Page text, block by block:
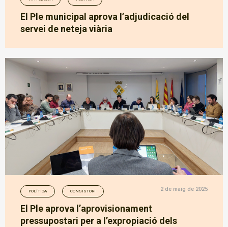
El Ple municipal aprova l’adjudicació del
servei de neteja viària
POLÍTICA CONSISTORI 2 de maig de 2025
El Ple aprova l’aprovisionament
pressupostari per a l’expropiació dels